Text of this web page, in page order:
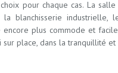
pour chaque cas. La
blanchisserie industrielle,
plus commode et
sur place, dans la tranquillité